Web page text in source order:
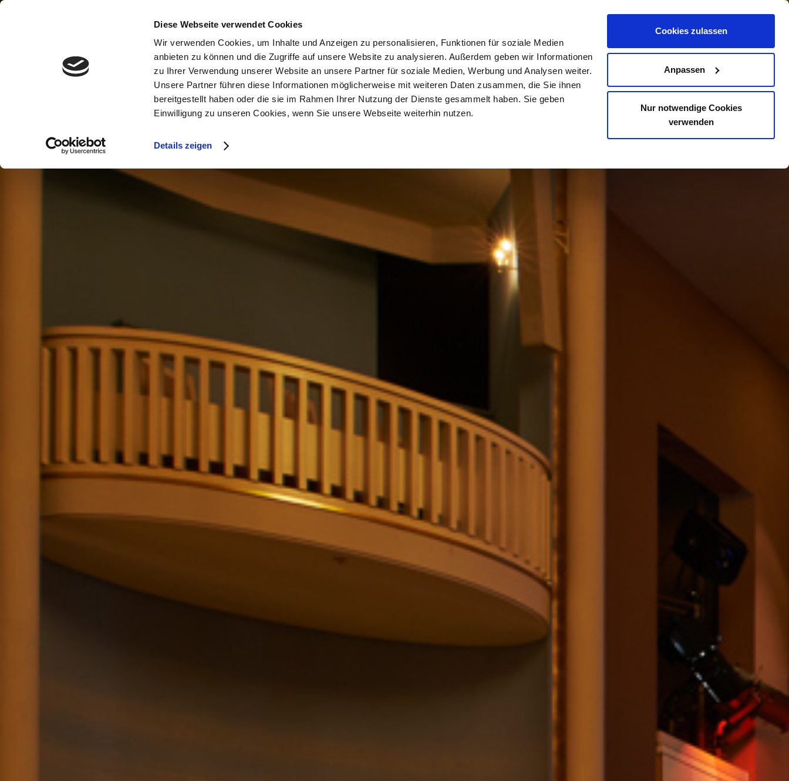
Diese Webseite verwendet Cookies
Wir verwenden Cookies, um Inhalte und Anzeigen zu personalisieren, Funktionen für soziale Medien
anbieten zu können und die Zugriffe auf unsere Website zu analysieren. Außerdem geben wir Informationen
zu Ihrer Verwendung unserer Website an unsere Partner für soziale Medien, Werbung und Analysen weiter.
Unsere Partner führen diese Informationen möglicherweise mit weiteren Daten zusammen, die Sie ihnen
bereitgestellt haben oder die sie im Rahmen Ihrer Nutzung der Dienste gesammelt haben. Sie geben
Einwilligung zu unseren Cookies, wenn Sie unsere Webseite weiterhin nutzen.
Details zeigen
Cookies zulassen
Anpassen
Nur notwendige Cookies
verwenden